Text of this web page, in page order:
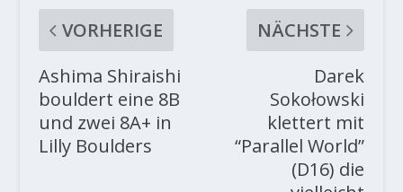
VORHERIGE
Ashima Shiraishi
bouldert eine 8B
und zwei 8A+ in
Lilly Boulders
NÄCHSTE
Darek
Sokołowski
klettert mit
“Parallel World”
(D16) die